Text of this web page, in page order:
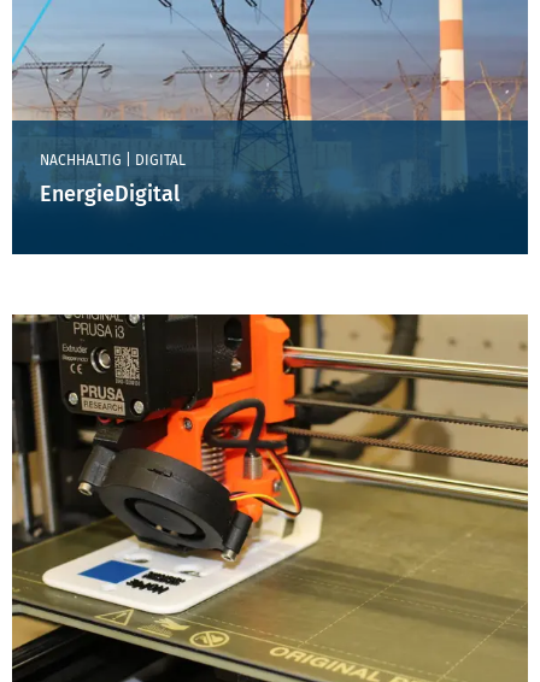
NACHHALTIG | DIGITAL
EnergieDigital